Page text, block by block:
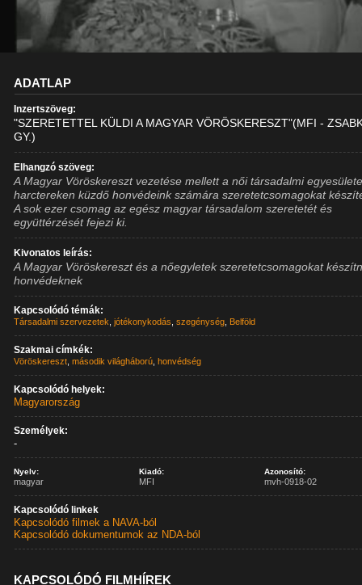
ADATLAP
Inzertszöveg:
"SZERETETTEL KÜLDI A MAGYAR VÖRÖSKERESZT"(MFI -
GY.)
Elhangzó szöveg:
A Magyar Vöröskereszt vezetése mellett a női társadalmi
harctereken küzdő honvédeink számára szeretetcsomagokat
A sok ezer csomag az egész magyar társadalom szeretetét és
együttérzését fejezi ki.
Kivonatos leírás:
A Magyar Vöröskereszt és a nőegyletek szeretetcsomagokat
honvédeknek
Kapcsolódó témák:
Társadalmi szervezetek ,jótékonykodás ,szegénység Belföld
Szakmai címkék:
Vöröskereszt ,második világháború ,honvédség
Kapcsolódó helyek:
Magyarország
Személyek:
-
Nyelv:
magyar
Kiadó:
MFI
Azonosító:
mvh-0918-02
Kapcsolódó linkek
Kapcsolódó filmek a NAVA-ból
Kapcsolódó dokumentumok az NDA-ból
KAPCSOLÓDÓ FILMHÍREK